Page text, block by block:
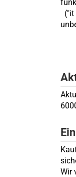
("it
Wir